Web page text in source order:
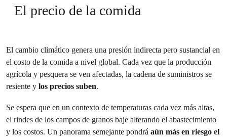
El precio de la comida
El cambio climático genera una presión indirecta pero sustancial en
el costo de la comida a nivel global. Cada vez que la producción
agrícola y pesquera se ven afectadas, la cadena de suministros se
resiente y los precios suben.
Se espera que en un contexto de temperaturas cada vez más altas,
el rindes de los campos de granos baje alterando el abastecimiento
y los costos. Un panorama semejante pondrá aún más en riesgo el